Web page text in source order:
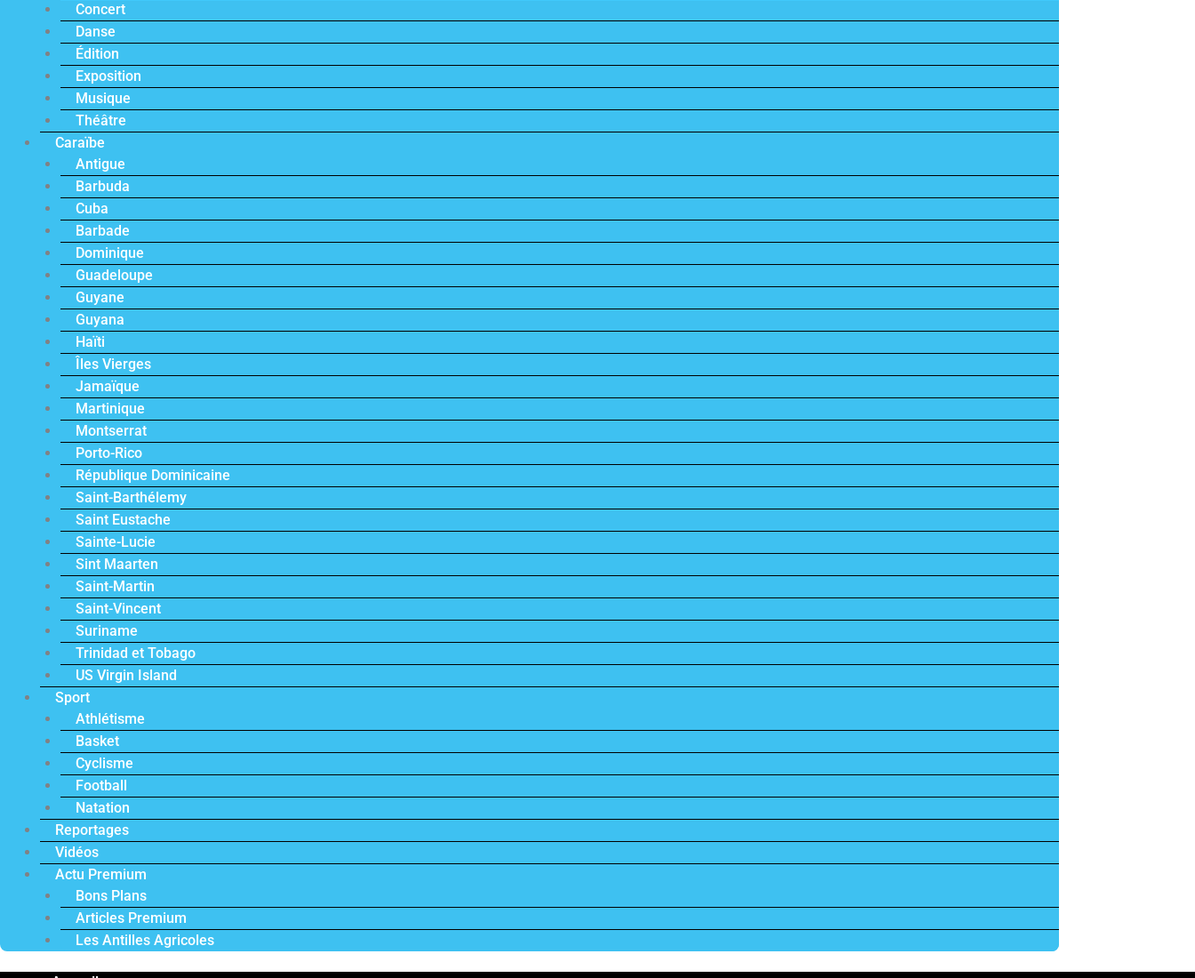
Concert
Danse
Édition
Exposition
Musique
Théâtre
Caraïbe
Antigue
Barbuda
Cuba
Barbade
Dominique
Guadeloupe
Guyane
Guyana
Haïti
Îles Vierges
Jamaïque
Martinique
Montserrat
Porto-Rico
République Dominicaine
Saint-Barthélemy
Saint Eustache
Sainte-Lucie
Sint Maarten
Saint-Martin
Saint-Vincent
Suriname
Trinidad et Tobago
US Virgin Island
Sport
Athlétisme
Basket
Cyclisme
Football
Natation
Reportages
Vidéos
Actu Premium
Bons Plans
Articles Premium
Les Antilles Agricoles